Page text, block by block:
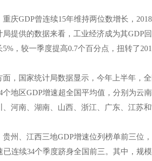
重庆GDP曾连续15年维持两位数增长，
局提供的数据来看，工业经济成为其GDP
，较一季度提高0.7个百分点，扭转了
面，国家统计局数据显示，今年上半年，
个地区GDP增速超全国平均值，分别为云
、河南、湖南、山西、浙江、广东、江苏和
贵州、江西三地GDP增速位列榜单前三位
已连续34个季度跻身全国前三。其中，规